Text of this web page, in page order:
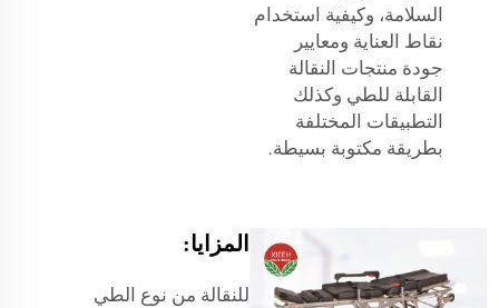
السلامة، وكيفية استخدام
نقاط العناية ومعايير
جودة منتجات النقالة
القابلة للطي وكذلك
التطبيقات المختلفة
بطريقة مكتوبة بسيطة.
المزايا:
للنقالة من نوع الطي